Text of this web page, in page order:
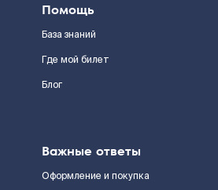
Помощь
База знаний
Где мой билет
Блог
Важные ответы
Оформление и покупка